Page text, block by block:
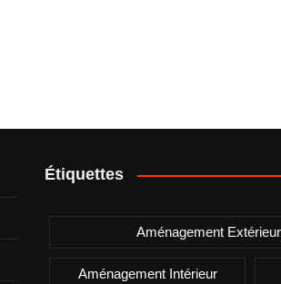
Étiquettes
Aménagement Extérieur
Aménagement Intérieur